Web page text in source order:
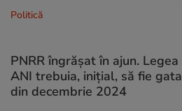
Politică
PNRR îngrășat în ajun. Legea
ANI trebuia, inițial, să fie gata
din decembrie 2024